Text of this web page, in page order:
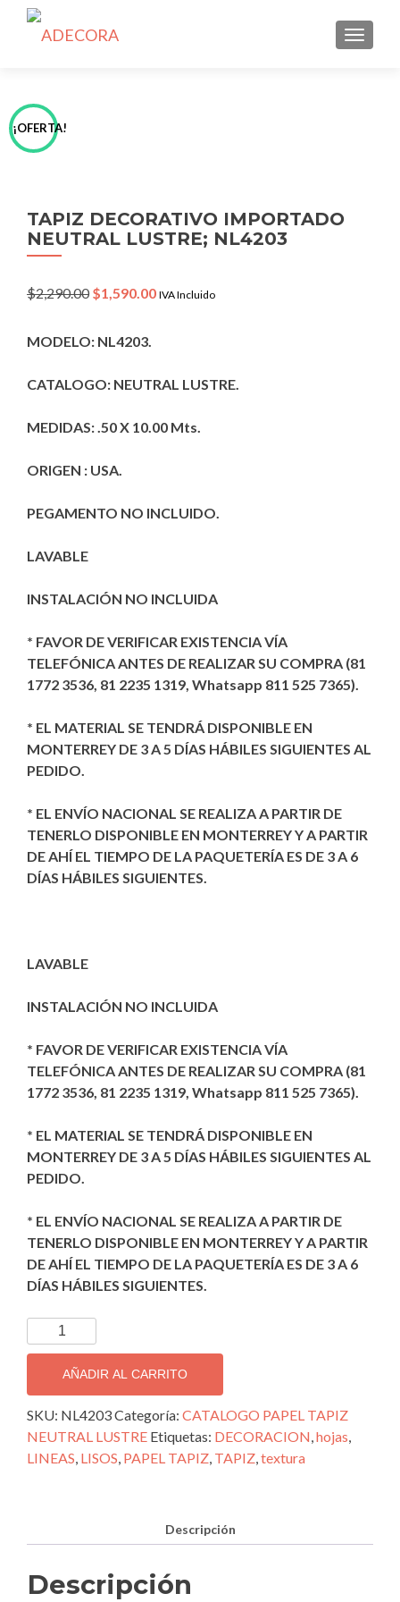
¡OFERTA!
TAPIZ DECORATIVO IMPORTADO
NEUTRAL LUSTRE; NL4203
$2,290.00 Original
$2,290.00.
$1,590.00Current
IVA Incluido
MODELO: NL4203.
CATALOGO: NEUTRAL LUSTRE.
MEDIDAS: .50 X 10.00 Mts.
ORIGEN : USA.
PEGAMENTO NO INCLUIDO.
LAVABLE
INSTALACIÓN NO INCLUIDA
* FAVOR DE VERIFICAR EXISTENCIA VÍA
TELEFÓNICA ANTES DE REALIZAR SU COMPRA (81
1772 3536, 81 2235 1319, Whatsapp 811 525 7365).
* EL MATERIAL SE TENDRÁ DISPONIBLE EN
MONTERREY DE 3 A 5 DÍAS HÁBILES SIGUIENTES AL
PEDIDO.
* EL ENVÍO NACIONAL SE REALIZA A PARTIR DE
TENERLO DISPONIBLE EN MONTERREY Y A PARTIR
DE AHÍ EL TIEMPO DE LA PAQUETERÍA ES DE 3 A 6
DÍAS HÁBILES SIGUIENTES.
LAVABLE
INSTALACIÓN NO INCLUIDA
* FAVOR DE VERIFICAR EXISTENCIA VÍA
TELEFÓNICA ANTES DE REALIZAR SU COMPRA (81
1772 3536, 81 2235 1319, Whatsapp 811 525 7365).
* EL MATERIAL SE TENDRÁ DISPONIBLE EN
MONTERREY DE 3 A 5 DÍAS HÁBILES SIGUIENTES AL
PEDIDO.
* EL ENVÍO NACIONAL SE REALIZA A PARTIR DE
TENERLO DISPONIBLE EN MONTERREY Y A PARTIR
DE AHÍ EL TIEMPO DE LA PAQUETERÍA ES DE 3 A 6
DÍAS HÁBILES SIGUIENTES.
TAPIZ
DECORATIVO
IMPORTADO
NEUTRAL
LUSTRE;
NL4203
cantidad
AÑADIR AL CARRITO
SKU: NL4203Categoría: CATALOGO PAPEL TAPIZ
NEUTRAL LUSTRE Etiquetas: DECORACION,hojas,
LINEAS, LISOS, PAPEL TAPIZ, TAPIZ,textura
Descripción
Descripción